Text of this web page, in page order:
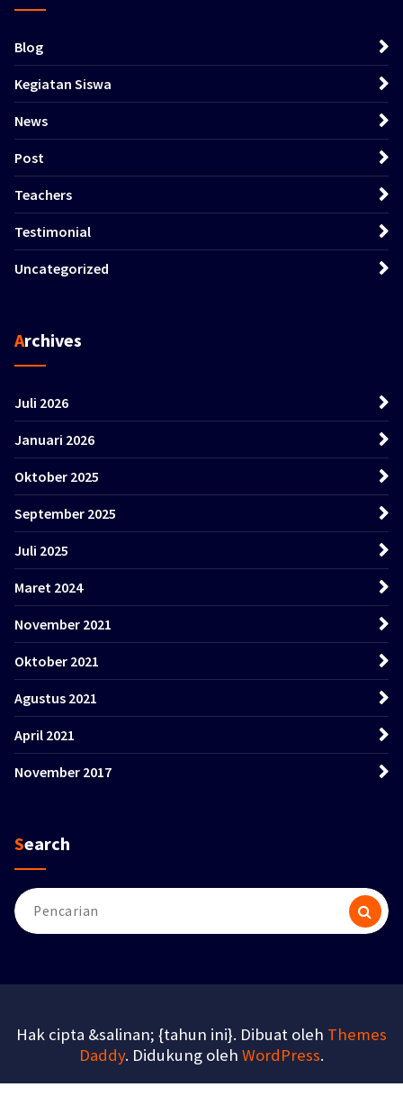
Blog
Kegiatan Siswa
News
Post
Teachers
Testimonial
Uncategorized
Archives
Juli 2026
Januari 2026
Oktober 2025
September 2025
Juli 2025
Maret 2024
November 2021
Oktober 2021
Agustus 2021
April 2021
November 2017
Search
Pencarian
untuk:
Hak cipta &salinan; {tahun ini}. Dibuat oleh Themes
Daddy. Didukung oleh WordPress.